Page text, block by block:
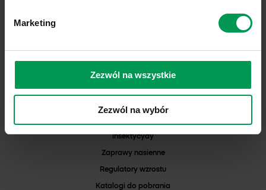
Marketing
Zezwól na wszystkie
Zezwól na wybór
REGON: 000042352
Numer Rejestrowy BDO: 000025132
PRODUKTY
Insektycydy
Zaprawy nasienne
Regulatory wzrostu
Katalogi do pobrania